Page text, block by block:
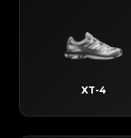
XT-4